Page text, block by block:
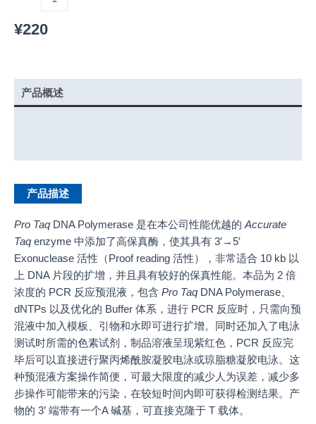
¥220
产品概述
产品描述
Pro Taq DNA Polymerase 是在本公司性能优越的 Accurate
Taq enzyme 中添加了高保真酶，使其具有 3′→5′
Exonuclease 活性（Proof reading 活性），非常适合 10 kb 以
上 DNA 片段的扩增，并且具有较好的保真性能。本品为 2 倍
浓度的 PCR 反应预混液，包含 Pro Taq DNA Polymerase、
dNTPs 以及优化的 Buffer 体系，进行 PCR 反应时，只需向预
混液中加入模板、引物和水即可进行扩增。同时还加入了电泳
测试时所需的色素试剂，制品溶液呈现紫红色，PCR 反应完
毕后可以直接进行聚丙烯酰胺凝胶电泳或琼脂糖凝胶电泳。这
种预混液方案操作简便，可最大限度的减少人为误差，减少多
步操作可能带来的污染，在较短时间内即可获得检测结果。产
物的 3’ 端带有一个A 碱基，可直接克隆于 T 载体。